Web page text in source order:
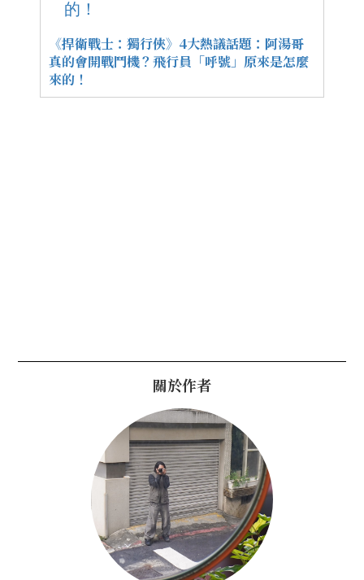
《捍衛戰士：獨行俠》4大熱議話題：阿湯哥
真的會開戰鬥機？飛行員「呼號」原來是怎麼
來的！
關於作者